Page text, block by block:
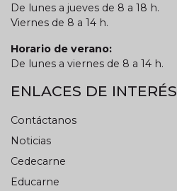
De lunes a jueves de 8 a 18 h.
Viernes de 8 a 14 h.
Horario de verano:
De lunes a viernes de 8 a 14 h.
ENLACES DE INTERÉS
Contáctanos
Noticias
Cedecarne
Educarne